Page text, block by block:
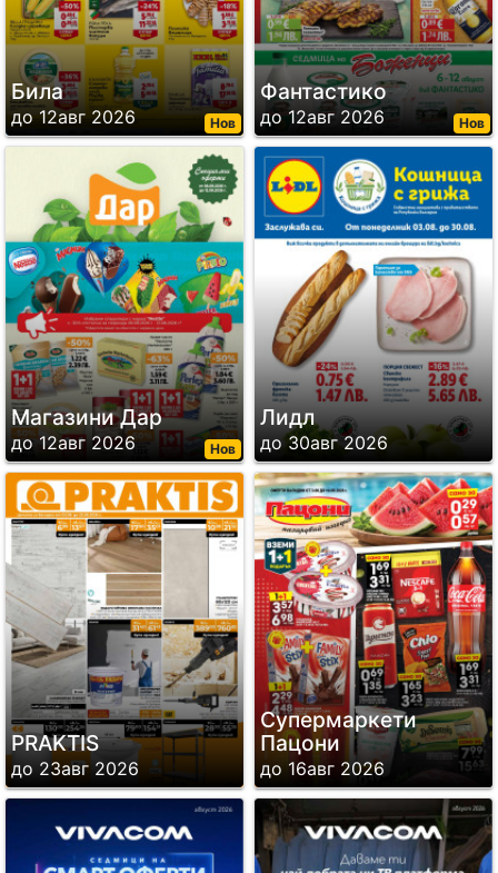
Нов
Била
до 12авг 2026 Нов
Фантастико
до 12авг 2026
Нов
Магазини Дар
до 12авг 2026
Лидл
до 30авг 2026
PRAKTIS
до 23авг 2026
Супермаркети
Пацони
до 16авг 2026